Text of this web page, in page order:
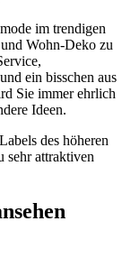
im trendigen
Wohn-Deko zu
ein bisschen aus
Sie immer ehrlich
Ideen.
des höheren
sehr attraktiven